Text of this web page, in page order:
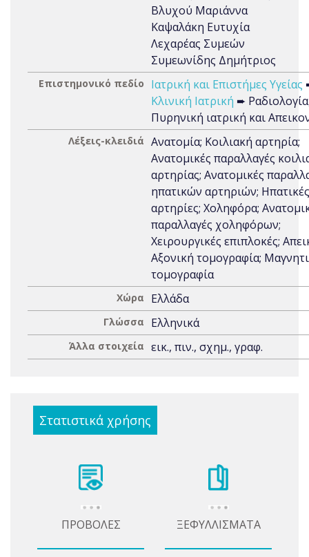
Βλυχού Μαριάννα
Καψαλάκη Ευτυχία
Λεχαρέας Συμεών
Συμεωνίδης Δημήτριος
Επιστημονικό πεδίο Ιατρική και Επιστήμες Υγείας
Κλινική Ιατρική ➨
Πυρηνική ιατρική και
Λέξεις-κλειδιά Ανατομία; Κοιλιακή αρτηρία;
Ανατομικές παραλλαγές
αρτηρίας; Ανατομικές
ηπατικών αρτηριών; Ηπατικές
αρτηρίες; Χοληφόρα;
παραλλαγές χοληφόρων;
Χειρουργικές επιπλοκές;
Αξονική τομογραφία;
τομογραφία
Χώρα Ελλάδα
Γλώσσα Ελληνικά
Άλλα στοιχεία εικ., πιν., σχημ., γραφ.
Στατιστικά χρήσης
ΠΡΟΒΟΛΕΣ ΞΕΦΥΛΛΙΣΜΑΤΑ